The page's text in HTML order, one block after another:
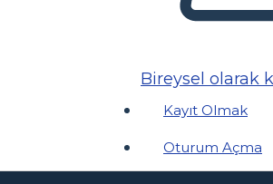
Bireysel olarak
Kayıt Olmak
Oturum Açma